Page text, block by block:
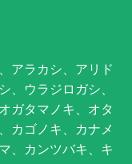
アラカシ、アリド
、ウラジロガシ、
ガタマノキ、オタ
カゴノキ、カナメ
、カンツバキ、キ